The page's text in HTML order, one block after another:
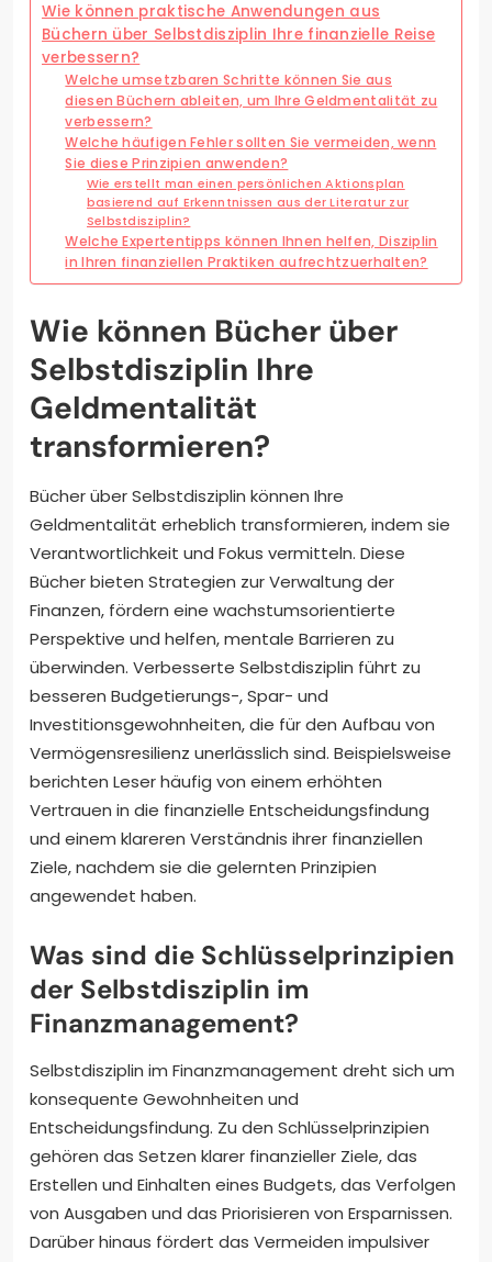
Wie können praktische Anwendungen aus
Büchern über Selbstdisziplin Ihre finanzielle Reise
verbessern?
Welche umsetzbaren Schritte können Sie aus
diesen Büchern ableiten, um Ihre Geldmentalität zu
verbessern?
Welche häufigen Fehler sollten Sie vermeiden, wenn
Sie diese Prinzipien anwenden?
Wie erstellt man einen persönlichen Aktionsplan
basierend auf Erkenntnissen aus der Literatur zur
Selbstdisziplin?
Welche Expertentipps können Ihnen helfen, Disziplin
in Ihren finanziellen Praktiken aufrechtzuerhalten?
Wie können Bücher über
Selbstdisziplin Ihre
Geldmentalität
transformieren?
Bücher über Selbstdisziplin können Ihre
Geldmentalität erheblich transformieren, indem sie
Verantwortlichkeit und Fokus vermitteln. Diese
Bücher bieten Strategien zur Verwaltung der
Finanzen, fördern eine wachstumsorientierte
Perspektive und helfen, mentale Barrieren zu
überwinden. Verbesserte Selbstdisziplin führt zu
besseren Budgetierungs-, Spar- und
Investitionsgewohnheiten, die für den Aufbau von
Vermögensresilienz unerlässlich sind. Beispielsweise
berichten Leser häufig von einem erhöhten
Vertrauen in die finanzielle Entscheidungsfindung
und einem klareren Verständnis ihrer finanziellen
Ziele, nachdem sie die gelernten Prinzipien
angewendet haben.
Was sind die Schlüsselprinzipien
der Selbstdisziplin im
Finanzmanagement?
Selbstdisziplin im Finanzmanagement dreht sich um
konsequente Gewohnheiten und
Entscheidungsfindung. Zu den Schlüsselprinzipien
gehören das Setzen klarer finanzieller Ziele, das
Erstellen und Einhalten eines Budgets, das Verfolgen
von Ausgaben und das Priorisieren von Ersparnissen.
Darüber hinaus fördert das Vermeiden impulsiver